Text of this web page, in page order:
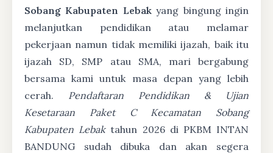
Sobang Kabupaten Lebakyang bingung ingin
melanjutkan pendidikan atau melamar
pekerjaan namun tidak memiliki ijazah, baik itu
ijazah SD, SMP atau SMA, mari bergabung
bersama kami untuk masa depan yang lebih
cerah. Pendaftaran Pendidikan & Ujian
Kesetaraan Paket C Kecamatan Sobang
Kabupaten Lebaktahun 2026 di PKBM INTAN
BANDUNG sudah dibuka dan akan segera